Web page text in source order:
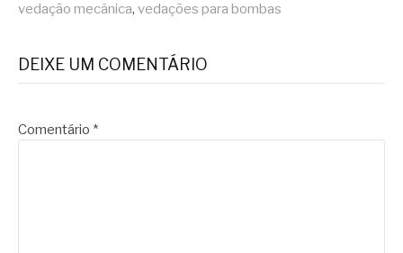
vedação mecânica, vedações para bombas
DEIXE UM COMENTÁRIO
Comentário *